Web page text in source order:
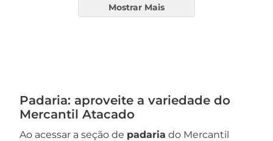
Mostrar Mais
Padaria: aproveite a variedade do
Mercantil Atacado
Ao acessar a seção de padaria do Mercantil